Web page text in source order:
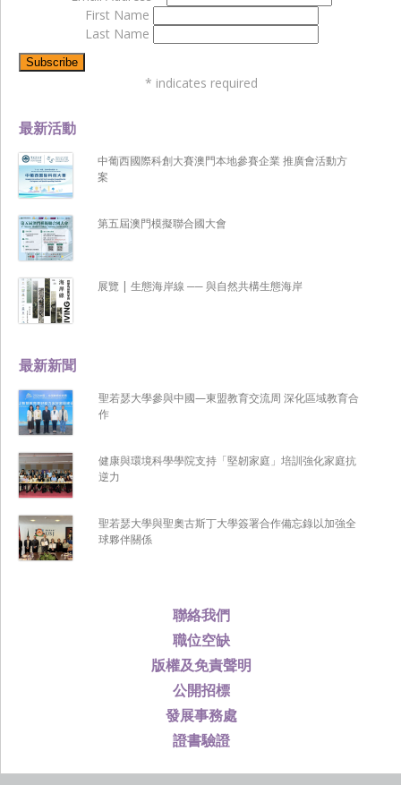
聯絡我們
職位空缺
版權及免責聲明
公開招標
發展事務處
證書驗證
最新新聞
聖若瑟大學參與中國—東盟教育交流周 深化區域教育合
作
健康與環境科學學院支持「堅韌家庭」培訓強化家庭抗
逆力
聖若瑟大學與聖奧古斯丁大學簽署合作備忘錄以加強全
球夥伴關係
最新活動
中葡西國際科創大賽澳門本地參賽企業 推廣會活動方
案
第五屆澳門模擬聯合國大會
展覽 | 生態海岸線 ── 與自然共構生態海岸
First Name
Last Name
* indicates required